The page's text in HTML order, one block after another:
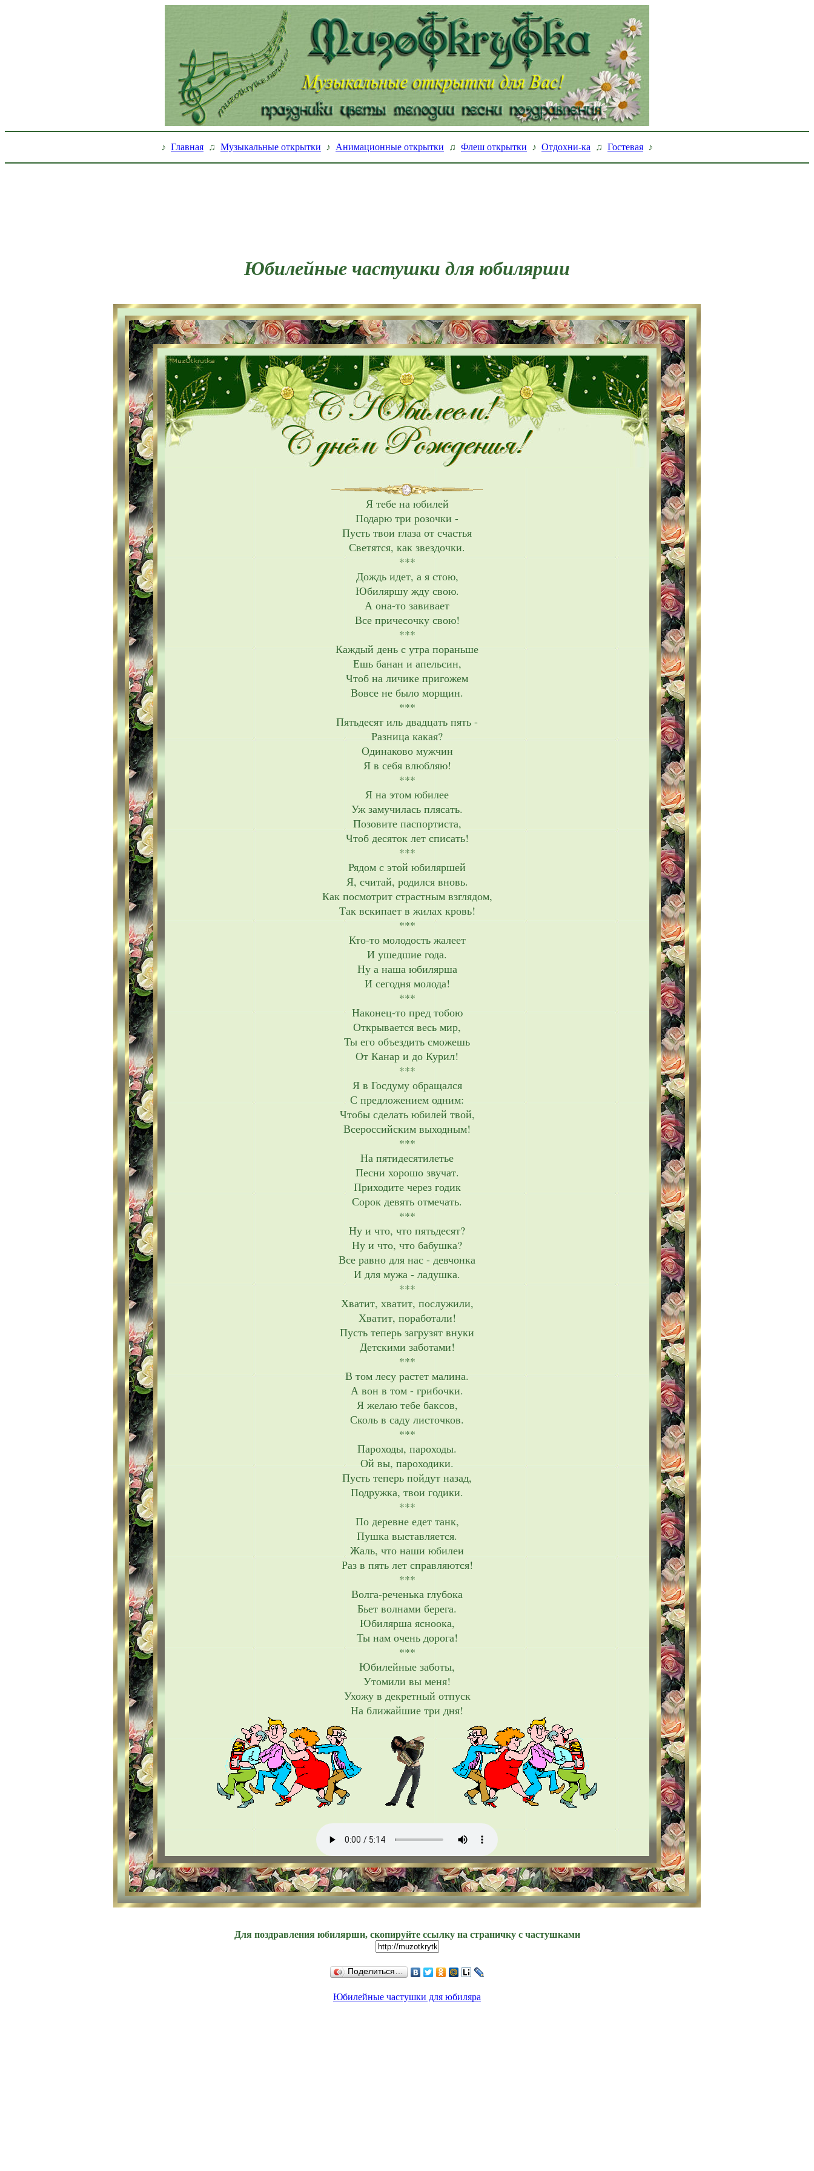
♪ Главная ♫ Музыкальные открытки ♪ Анимационные открытки ♫ Флеш открытки ♪ Отдохни-ка ♫ Гостевая ♪
Юбилейные частушки для юбилярши
Я тебе на юбилей
Подарю три розочки -
Пусть твои глаза от счастья
Светятся, как звездочки.
***
Дождь идет, а я стою,
Юбиляршу жду свою.
А она-то завивает
Все причесочку свою!
***
Каждый день с утра пораньше
Ешь банан и апельсин,
Чтоб на личике пригожем
Вовсе не было морщин.
***
Пятьдесят иль двадцать пять -
Разница какая?
Одинаково мужчин
Я в себя влюбляю!
***
Я на этом юбилее
Уж замучилась плясать.
Позовите паспортиста,
Чтоб десяток лет списать!
***
Рядом с этой юбиляршей
Я, считай, родился вновь.
Как посмотрит страстным взглядом,
Так вскипает в жилах кровь!
***
Кто-то молодость жалеет
И ушедшие года.
Ну а наша юбилярша
И сегодня молода!
***
Наконец-то пред тобою
Открывается весь мир,
Ты его объездить сможешь
От Канар и до Курил!
***
Я в Госдуму обращался
С предложением одним:
Чтобы сделать юбилей твой,
Всероссийским выходным!
***
На пятидесятилетье
Песни хорошо звучат.
Приходите через годик
Сорок девять отмечать.
***
Ну и что, что пятьдесят?
Ну и что, что бабушка?
Все равно для нас - девчонка
И для мужа - ладушка.
***
Хватит, хватит, послужили,
Хватит, поработали!
Пусть теперь загрузят внуки
Детскими заботами!
***
В том лесу растет малина.
А вон в том - грибочки.
Я желаю тебе баксов,
Сколь в саду листочков.
***
Пароходы, пароходы.
Ой вы, пароходики.
Пусть теперь пойдут назад,
Подружка, твои годики.
***
По деревне едет танк,
Пушка выставляется.
Жаль, что наши юбилеи
Раз в пять лет справляются!
***
Волга-реченька глубока
Бьет волнами берега.
Юбилярша ясноока,
Ты нам очень дорога!
***
Юбилейные заботы,
Утомили вы меня!
Ухожу в декретный отпуск
На ближайшие три дня!
Для поздравления юбилярши, скопируйте ссылку на страничку с частушками
Поделиться…
Юбилейные частушки для юбиляра